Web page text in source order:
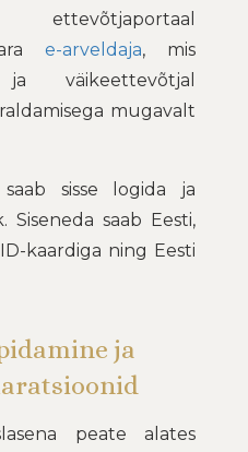
e-arveldaja, mis
väikeettevõtjal
mugavalt
sisse logida ja
Siseneda saab Eesti,
kaardiga ning Eesti
ja
peate alates